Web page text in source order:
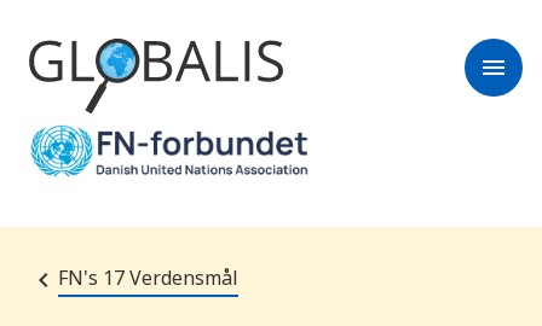
menu
FN's 17 Verdensmål